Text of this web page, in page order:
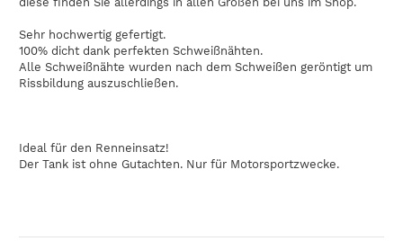
Sehr hochwertig gefertigt.
100% dicht dank perfekten Schweißnähten.
Alle Schweißnähte wurden nach dem Schweißen geröntigt um
Rissbildung auszuschließen.
Ideal für den Renneinsatz!
Der Tank ist ohne Gutachten. Nur für Motorsportzwecke.